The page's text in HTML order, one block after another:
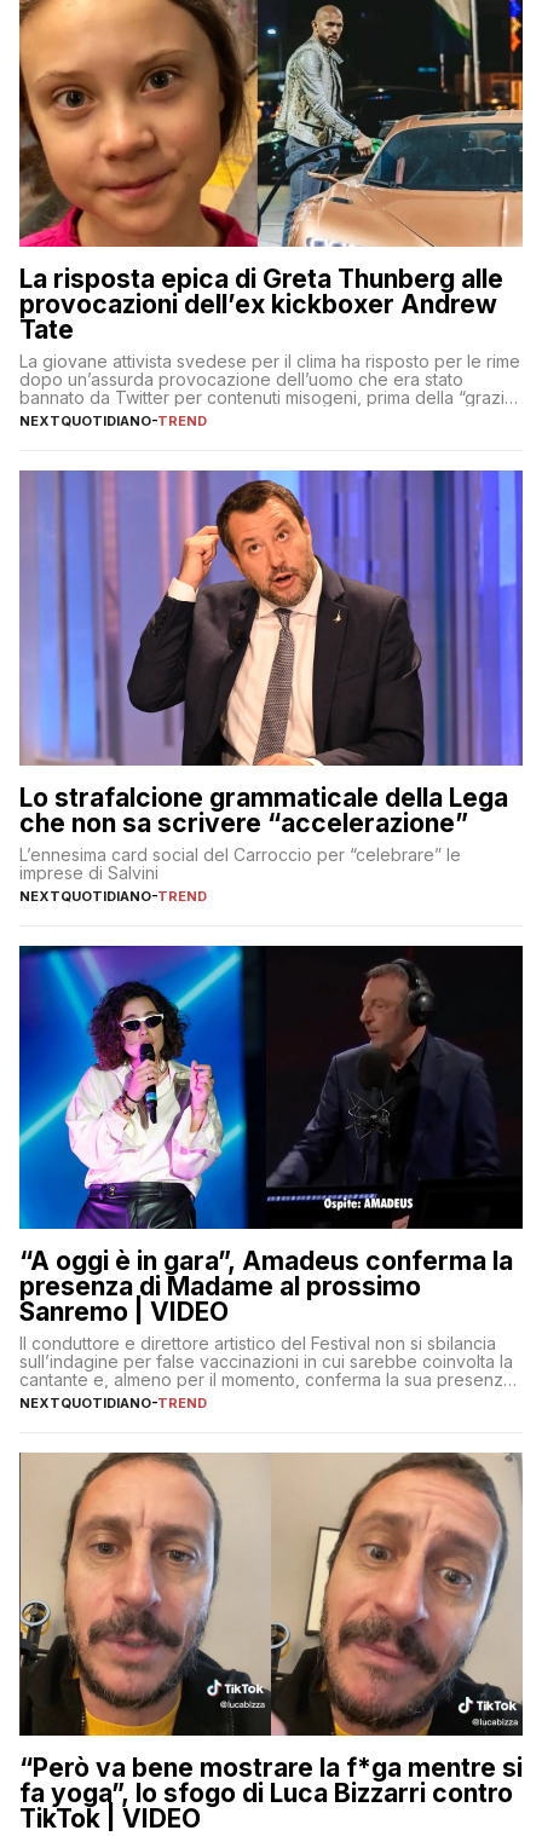
La risposta epica di Greta Thunberg alle
provocazioni dell’ex kickboxer Andrew
Tate
La giovane attivista svedese per il clima ha risposto per le rime
dopo un’assurda provocazione dell’uomo che era stato
bannato da Twitter per contenuti misogeni, prima della “grazia”
di Elon Musk
NEXTQUOTIDIANO-TREND
Lo strafalcione grammaticale della Lega
che non sa scrivere “accelerazione”
L’ennesima card social del Carroccio per “celebrare” le
imprese di Salvini
NEXTQUOTIDIANO-TREND
“A oggi è in gara”, Amadeus conferma la
presenza di Madame al prossimo
Sanremo | VIDEO
Il conduttore e direttore artistico del Festival non si sbilancia
sull’indagine per false vaccinazioni in cui sarebbe coinvolta la
cantante e, almeno per il momento, conferma la sua presenza
sul palco dell’Ariston
NEXTQUOTIDIANO-TREND
“Però va bene mostrare la f*ga mentre si
fa yoga”, lo sfogo di Luca Bizzarri contro
TikTok | VIDEO